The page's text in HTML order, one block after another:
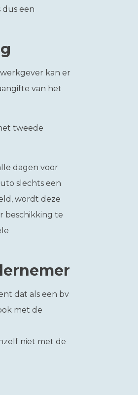
dus een
kan er
van het
tweede
dagen voor
slechts een
wordt deze
beschikking te
dat als een bv
met de
niet met de